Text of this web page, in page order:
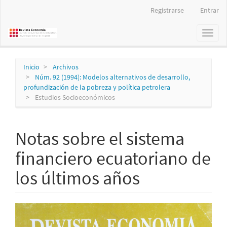
principal
Registrarse Entrar
Toggle
Inicio
Archivos
Núm. 92 (1994): Modelos alternativos de desarrollo,
profundización de la pobreza y política petrolera
Estudios Socioeconómicos
Notas sobre el sistema
financiero ecuatoriano de
los últimos años
Barra